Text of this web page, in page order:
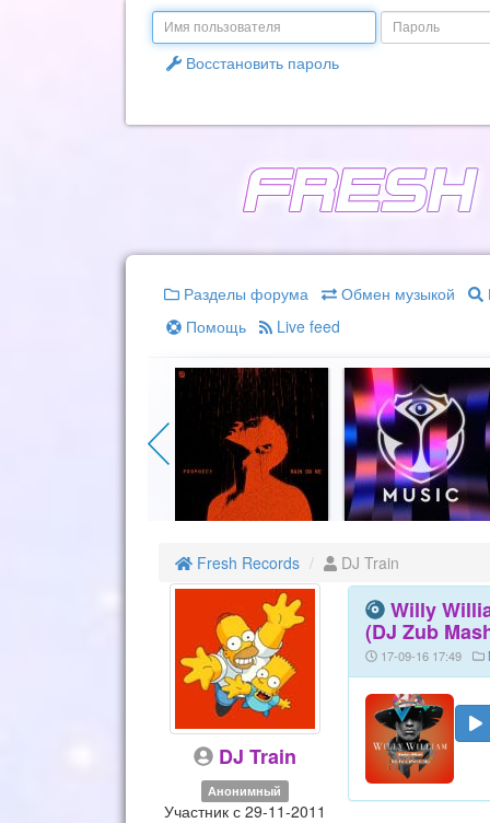
Email
Пароль
Восстановить пароль
Разделы форума Обмен музыкой
Помощь
Live feed
Fresh Records DJ Train
DJ Train
Анонимный
Участник с 29-11-2011
Willy
(DJ Zub
17-09-16 17:49